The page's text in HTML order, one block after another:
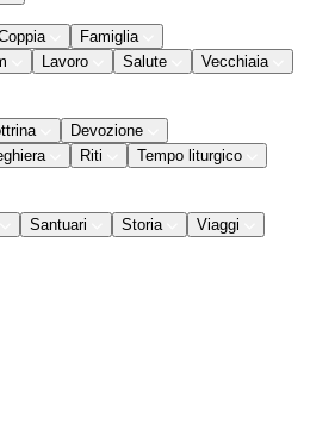
Famiglia
Lavoro Salute
Vecchiaia
Devozione
Riti
Tempo liturgico
Santuari Storia Viaggi